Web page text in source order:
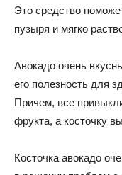
Это средство
пузыря и мягко
Авокадо очень
его полезность для
Причем, все
фрукта, а косточку
Косточка авокадо